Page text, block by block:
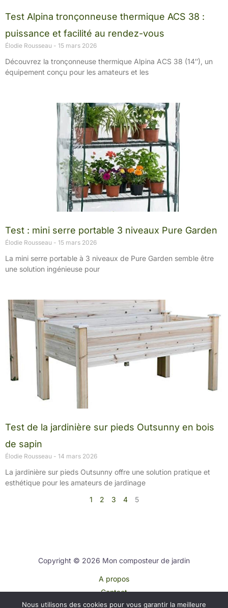
Test Alpina tronçonneuse thermique ACS 38 :
puissance et facilité au rendez-vous
Élodie Rousseau 15 mars 2026
Découvrez la tronçonneuse thermique Alpina ACS 38 (14″), un
équipement conçu pour les amateurs et les
Test : mini serre portable 3 niveaux Pure Garden
Élodie Rousseau 15 mars 2026
La mini serre portable à 3 niveaux de Pure Garden semble être
une solution ingénieuse pour
Test de la jardinière sur pieds Outsunny en bois
de sapin
Élodie Rousseau 14 mars 2026
La jardinière sur pieds Outsunny offre une solution pratique et
esthétique pour les amateurs de jardinage
1
2 3 4 5
Copyright © 2026 Mon composteur de jardin
A propos
Contact
Plan du site
Nous utilisons des cookies pour vous garantir la meilleure